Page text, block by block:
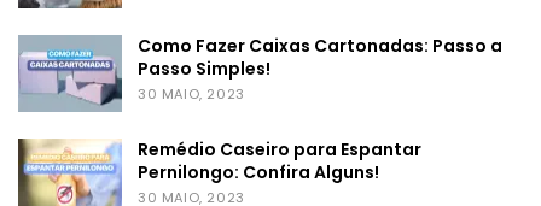
Como Fazer Caixas Cartonadas: Passo a
Passo Simples!
30 MAIO, 2023
Remédio Caseiro para Espantar
Pernilongo: Confira Alguns!
30 MAIO, 2023